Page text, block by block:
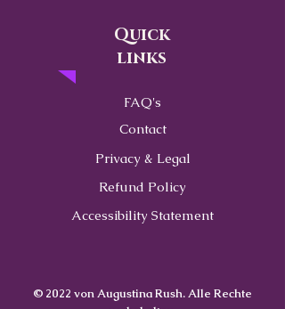
Quick
links
FAQ's
Contact
Privacy & Legal
Refund Policy
Accessibility Statement
© 2022 von Augustina Rush. Alle Rechte